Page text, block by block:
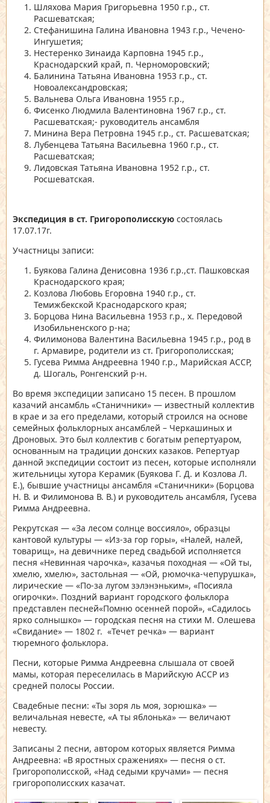
Шляхова Мария Григорьевна 1950 г.р., ст.
Расшеватская;
Стефанишина Галина Ивановна 1943 г.р., Чечено-
Ингушетия;
Нестеренко Зинаида Карповна 1945 г.р.,
Краснодарский край, п. Черноморовский;
Балинина Татьяна Ивановна 1953 г.р., ст.
Новоалександровская;
Вальнева Ольга Ивановна 1955 г.р.,
Фисенко Людмила Валентиновна 1967 г.р., ст.
Расшеватская;- руководитель ансамбля
Минина Вера Петровна 1945 г.р., ст. Расшеватская;
Лубенцева Татьяна Васильевна 1960 г.р., ст.
Расшеватская;
Лидовская Татьяна Ивановна 1952 г.р., ст.
Росшеватская.
Экспедиция в ст. Григорополисскую состоялась
17.07.17г.
Участницы записи:
Буякова Галина Денисовна 1936 г.р.,ст. Пашковская
Краснодарского края;
Козлова Любовь Егоровна 1940 г.р., ст.
Темижбекской Краснодарского края;
Борцова Нина Васильевна 1953 г.р., х. Передовой
Изобильненского р-на;
Филимонова Валентина Васильевна 1945 г.р., род в
г. Армавире, родители из ст. Григорополисская;
Гусева Римма Андреевна 1940 г.р., Марийская АССР,
д. Шогаль, Ронгенский р-н.
Во время экспедиции записано 15 песен. В прошлом
казачий ансамбль «Станичники» — известный коллектив
в крае и за его пределами, который строился на основе
семейных фольклорных ансамблей – Черкашиных и
Дроновых. Это был коллектив с богатым репертуаром,
основанным на традиции донских казаков. Репертуар
данной экспедиции состоит из песен, которые исполняли
жительницы хутора Керамик (Буякова Г. Д. и Козлова Л.
Е.), бывшие участницы ансамбля «Станичники» (Борцова
Н. В. и Филимонова В. В.) и руководитель ансамбля, Гусева
Римма Андреевна.
Рекрутская — «За лесом солнце воссияло», образцы
кантовой культуры — «Из-за гор горы», «Налей, налей,
товарищ», на девичнике перед свадьбой исполняется
песня «Невинная чарочка», казачья походная — «Ой ты,
хмелю, хмелю», застольная — «Ой, рюмочка-чепурушка»,
лирические — «По-за лугом зэлэнэньким», «Посияла
огирочки». Поздний вариант городского фольклора
представлен песней«Помню осенней порой», «Садилось
ярко солнышко» — городская песня на стихи М. Олешева
«Свидание» — 1802 г. «Течет речка» — вариант
тюремного фольклора.
Песни, которые Римма Андреевна слышала от своей
мамы, которая переселилась в Марийскую АССР из
средней полосы России.
Свадебные песни: «Ты зоря ль моя, зорюшка» —
величальная невесте, «А ты яблонька» — величают
невесту.
Записаны 2 песни, автором которых является Римма
Андреевна: «В яростных сражениях» — песня о ст.
Григорополисской, «Над седыми кручами» — песня
григорополисских казачат.